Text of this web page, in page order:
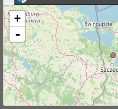
+
-